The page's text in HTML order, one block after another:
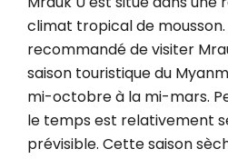
climat tropical de
recommandé de visiter
saison touristique du
mi-octobre à la mi-mars.
le temps est relativement
prévisible. Cette saison